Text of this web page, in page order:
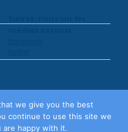
we give you the best
continue to use this site we
are happy with it.